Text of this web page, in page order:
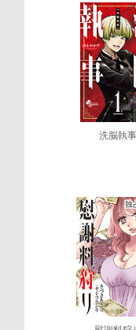
洗脳執事